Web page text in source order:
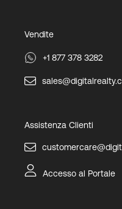
Vendite
+1 877 378 3282
Assistenza Clienti
Accesso al Portale